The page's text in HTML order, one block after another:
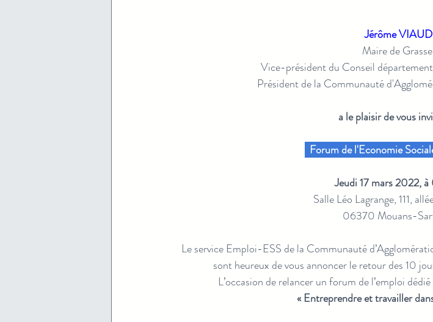
Jérôme VIAUD
Maire de
Vice-président du Conseil
Président de la Communauté
a le plaisir de vous
Forum de l'Economie
Jeudi 17 mars 2022,
Salle Léo Lagrange, 111,
06370 Mouans-
Le service Emploi-ESS de la Communauté
sont heureux de vous annoncer le retour des 10
L’occasion de relancer un forum de l’emploi
« Entreprendre et travailler